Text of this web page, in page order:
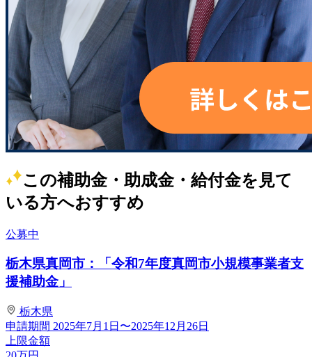
この補助金・助成金・給付金を見て
いる方へおすすめ
公募中
栃木県真岡市：「令和7年度真岡市小規模事業者支
援補助金」
栃木県
申請期間 2025年7月1日〜2025年12月26日
上限金額